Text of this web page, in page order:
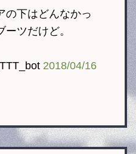
の下はどんなかっ
ツだけど。
2018/04/16